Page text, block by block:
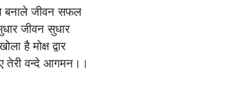
बनाले जीवन सफल
जीवन सुधार
है मोक्ष द्वार
तेरी वन्दे आगमन।।